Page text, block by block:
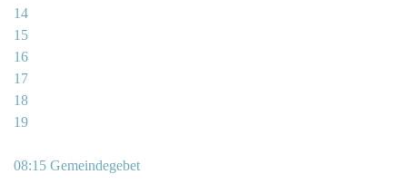
14
15
16
17
18
19
08:15 Gemeindegebet